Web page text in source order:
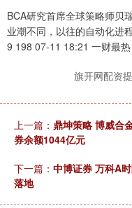
BCA研究首席全球策略师贝
业潮不同，以往的自动化进
9 198 07-11 18:21 一财最
旗开网配资
上一篇： 鼎坤策略 博威合
券余额1044亿元
下一篇： 中博证券 万科A
落地